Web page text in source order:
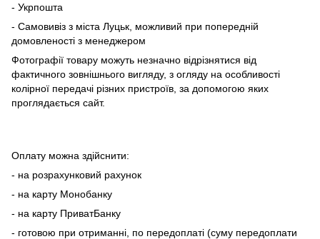
- Укрпошта
- Самовивіз з міста Луцьк, можливий при попередній
домовленості з менеджером
Фотографії товару можуть незначно відрізнятися від
фактичного зовнішнього вигляду, з огляду на особливості
колірної передачі різних пристроїв, за допомогою яких
проглядається сайт.
Оплату можна здійснити:
- на розрахунковий рахунок
- на карту Монобанку
- на карту ПриватБанку
- готовою при отриманні, по передоплаті (суму передоплати